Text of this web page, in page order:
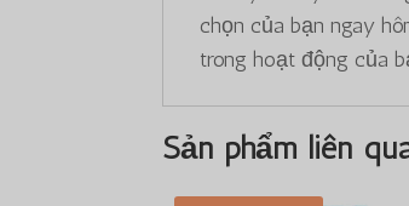
chọn của bạn ngay
trong hoạt động của
Sản phẩm liên